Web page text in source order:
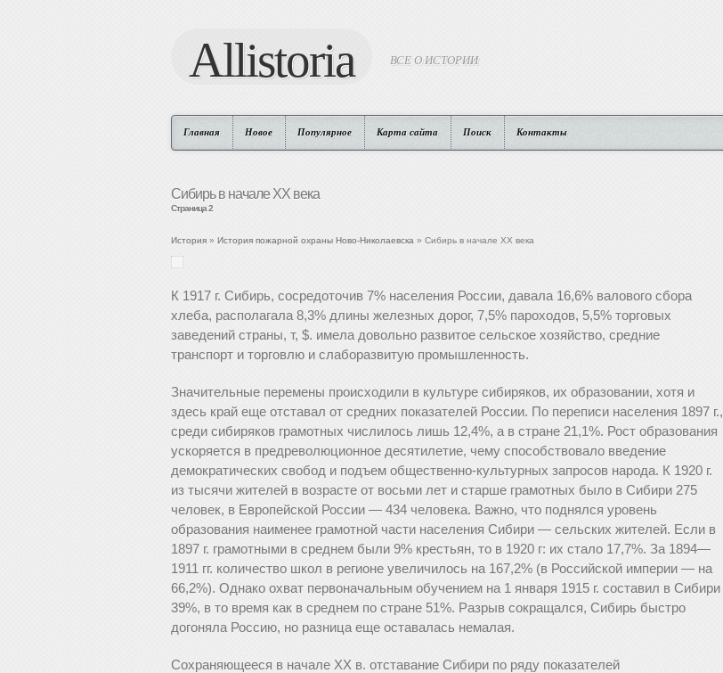
Allistoria ВСЕ О ИСТОРИИ
Главная Новое Популярное Карта сайта Поиск Контакты
Сибирь в начале ХХ века
Страница 2
История » История пожарной охраны Ново-Николаевска » Сибирь в начале ХХ века
К 1917 г. Сибирь, сосредоточив 7% населения России, давала 16,6% валового сбора
хлеба, располагала 8,3% длины железных дорог, 7,5% пароходов, 5,5% торговых
заведений страны, т, $. имела довольно развитое сельское хозяйство, средние
транспорт и торговлю и слаборазвитую промышленность.
Значительные перемены происходили в культуре сибиряков, их образовании, хотя и
здесь край еще отставал от средних показателей России. По переписи населения 1897 г.,
среди сибиряков грамотных числилось лишь 12,4%, а в стране 21,1%. Рост образования
ускоряется в предреволюционное десятилетие, чему способствовало введение
демократических свобод и подъем общественно-культурных запросов народа. К 1920 г.
из тысячи жителей в возрасте от восьми лет и старше грамотных было в Сибири 275
человек, в Европейской России — 434 человека. Важно, что поднялся уровень
образования наименее грамотной части населения Сибири — сельских жителей. Если в
1897 г. грамотными в среднем были 9% крестьян, то в 1920 г: их стало 17,7%. За 1894—
1911 гг. количество школ в регионе увеличилось на 167,2% (в Российской империи — на
66,2%). Однако охват первоначальным обучением на 1 января 1915 г. составил в Сибири
39%, в то время как в среднем по стране 51%. Разрыв сокращался, Сибирь быстро
догоняла Россию, но разница еще оставалась немалая.
Сохраняющееся в начале XX в. отставание Сибири по ряду показателей